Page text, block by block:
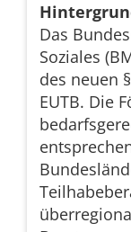
Das
Soziales
des neuen
EUTB. Die